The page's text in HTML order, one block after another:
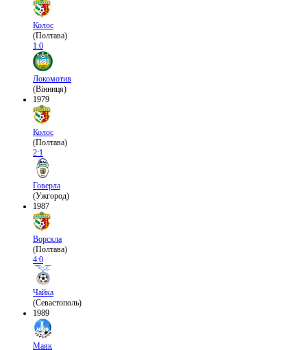
Колос
(Полтава)
1:0
Локомотив
(Вінниця)
1979
Колос
(Полтава)
2:1
Говерла
(Ужгород)
1987
Ворскла
(Полтава)
4:0
Чайка
(Севастополь)
1989
Маяк